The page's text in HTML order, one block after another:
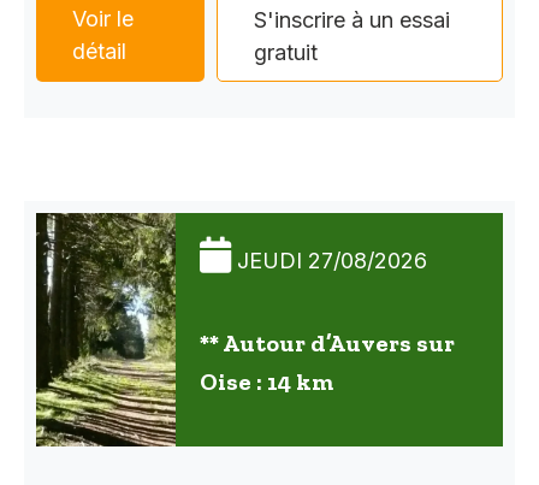
Voir le
détail
S'inscrire à un essai
gratuit
JEUDI 27/08/2026
** Autour d’Auvers sur
Oise : 14 km